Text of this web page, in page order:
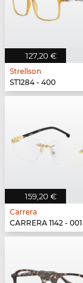
127,20 €
Strellson
ST1284 - 400
159,20 €
Carrera
CARRERA 1142 - 001